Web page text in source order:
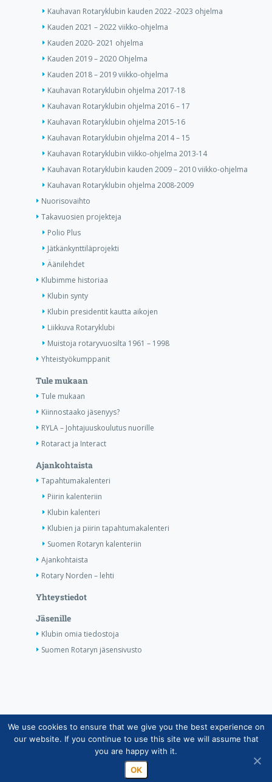
Kauhavan Rotaryklubin kauden 2022 -2023 ohjelma
Kauden 2021 – 2022 viikko-ohjelma
Kauden 2020- 2021 ohjelma
Kauden 2019 – 2020 Ohjelma
Kauden 2018 – 2019 viikko-ohjelma
Kauhavan Rotaryklubin ohjelma 2017-18
Kauhavan Rotaryklubin ohjelma 2016 – 17
Kauhavan Rotaryklubin ohjelma 2015-16
Kauhavan Rotaryklubin ohjelma 2014 – 15
Kauhavan Rotaryklubin viikko-ohjelma 2013-14
Kauhavan Rotaryklubin kauden 2009 – 2010 viikko-ohjelma
Kauhavan Rotaryklubin ohjelma 2008-2009
Nuorisovaihto
Takavuosien projekteja
Polio Plus
Jätkänkynttiläprojekti
Äänilehdet
Klubimme historiaa
Klubin synty
Klubin presidentit kautta aikojen
Liikkuva Rotaryklubi
Muistoja rotaryvuosilta 1961 – 1998
Yhteistyökumppanit
Tule mukaan
Tule mukaan
Kiinnostaako jäsenyys?
RYLA – Johtajuuskoulutus nuorille
Rotaract ja Interact
Ajankohtaista
Tapahtumakalenteri
Piirin kalenteriin
Klubin kalenteri
Klubien ja piirin tapahtumakalenteri
Suomen Rotaryn kalenteriin
Ajankohtaista
Rotary Norden – lehti
Yhteystiedot
Jäsenille
Klubin omia tiedostoja
Suomen Rotaryn jäsensivusto
Copyright © Suomen Rotarypalvelu ry 2026 |
Jäsentietojärjestelmän tietosuojaseloste| Henkilötietojen
käsittely Rotarytoiminnassa
We use cookies to ensure that we give you the best experience on
our website. If you continue to use this site we will assume that
you are happy with it.
OK